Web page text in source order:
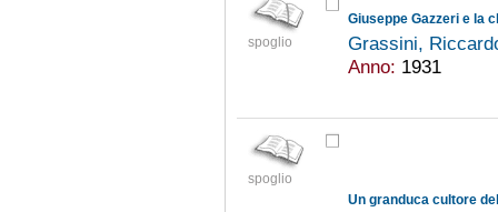
spoglio
Giuseppe Gazzeri e la
Grassini,
Anno: 1931
spoglio
Un granduca cultore